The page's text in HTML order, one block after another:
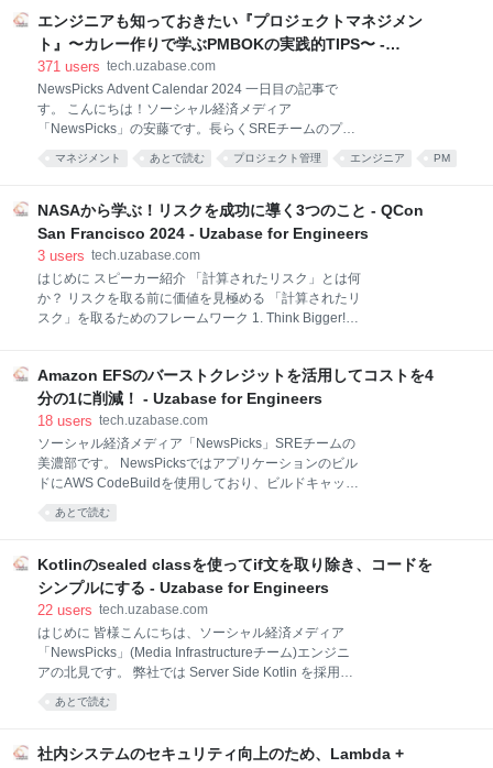
で、そのまとめを書いていきます。 だいぶ長くなりま
したが、備忘録も兼ねて書いていきますのでご興味の
ある方はお付き合いください。 僕は2020年に
ていました。その後はNewsPicksではいわゆるSREな
どの基盤開発系のチームを複数持つような役割にな
り、今ではAI研究所をやったりグループ全体のデータ
基盤の仕事もしています。最近は技術系のマネージャ
エンジニアも知っておきたい『プロジェクトマネジメン
ト』〜カレー作りで学ぶPMBOKの実践的TIPS〜 -
Uzabase for Engineers
371 users tech.uzabase.com
NewsPicks Advent Calendar 2024 一日目の記事で
す。 こんにちは！ソーシャル経済メディア
「NewsPicks」の安藤です。長らくSREチームのプレ
イングマネージャーをしていたのですが、最近はEMと
して自分の技術的専門性とは異なる担当領域の開発チ
「プロジェクトマネジメントを通じてならどのチーム
でもエンジニアリングマネージャーとして一定のバリ
ューを発揮できるかもしれない」ということです。 私
り、PMを務めたことはありませんが一流のPMの元で
開発リーダーとして一緒に仕事をした経験はありま
す。*1 SEの必須研修として『プロジェクトマネジメ
が、スクラムが中心の事業会社のエンジニアにとって
も意外と役立つTIPSがあるので思い
マネジメント あとで読む プロジェクト管理 エンジニア PM
NASAから学ぶ！リスクを成功に導く3つのこと - QCon
San Francisco 2024 - Uzabase for Engineers
3 users tech.uzabase.com
はじめに スピーカー紹介 「計算されたリスク」とは何
か？ リスクを取る前に価値を見極める 「計算されたリ
スク」を取るためのフレームワーク 1. Think Bigger!
て、それを最大化する方法を考える 2. De-risk リスク
の影響を軽減する手法を取り入れる 冗長性を活用する
3. Be Wrong, a Lot 「Ready, Fire, Aim」の精神 失敗を
受け入れ、学びを得る まとめ 感想 参考：火星探査機
「Curiosity（キュリオシティ）」 はじめに ソーシャル
経済メディア「NewsPicks」(Media Experience Unit)
アメリカ サンフランシスコで開催された QCon San
Amazon EFSのバーストクレジットを活用してコストを4
分の1に削減！ - Uzabase for Engineers
18 users tech.uzabase.com
ソーシャル経済メディア「NewsPicks」SREチームの
美濃部です。 NewsPicksではアプリケーションのビル
ドにAWS CodeBuildを使用しており、ビルドキャッシ
ュの格納先としてAmazon EFS（AWSのフルマネージ
ド型NFSファイルシステムサービス）を利用していま
ていましたが、EFSにする事でビルド時間が2分程短縮
できる事がわかったので多少コストを払ってでも開発
者の生産性を重視しました。1日に何度もビルドを行
あります。開発者の人数が多ければ多いほどこの価値
もあがります。 ただし、想像以上にEFSの利用料金が
発生してビルドに関わるコストが上がってしまいまし
た。 この記事ではバーストクレジットを効果的に活用
あとで読む
Kotlinのsealed classを使ってif文を取り除き、コードを
シンプルにする - Uzabase for Engineers
22 users tech.uzabase.com
はじめに 皆様こんにちは、ソーシャル経済メディア
「NewsPicks」(Media Infrastructureチーム)エンジニ
アの北見です。 弊社では Server Side Kotlin を採用し
ており、昔に書かれた一部のコードは Java ですが、
基本的に新規コードは Kotlin で書いており、既存の
tech.uzabase.com tech.uzabase.com 今回は Kotlin の
あとで読む
社内システムのセキュリティ向上のため、Lambda +